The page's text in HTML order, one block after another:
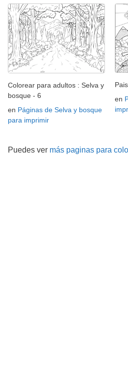
Colorear para adultos : Selva y
bosque - 6
en Páginas de Selva y bosque
para imprimir
en
Puedes ver más paginas para